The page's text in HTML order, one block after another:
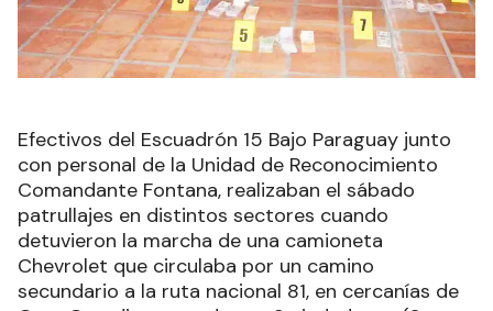
Efectivos del Escuadrón 15 Bajo Paraguay junto
con personal de la Unidad de Reconocimiento
Comandante Fontana, realizaban el sábado
patrullajes en distintos sectores cuando
detuvieron la marcha de una camioneta
Chevrolet que circulaba por un camino
secundario a la ruta nacional 81, en cercanías de